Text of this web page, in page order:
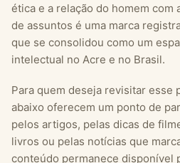
ética e a relação do homem com
de assuntos é uma marca
que se consolidou como um
intelectual no Acre e no Brasil.
Para quem deseja revisitar esse
abaixo oferecem um ponto de
pelos artigos, pelas dicas de
livros ou pelas notícias que
conteúdo permanece disponível